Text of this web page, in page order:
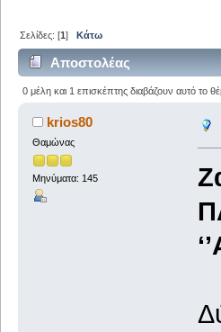
Σελίδες: [1]Κάτω
Αποστολέας
0 μέλη και 1 επισκέπτης διαβάζουν αυτό το
krios80
Θαμώνας
Μηνύματα: 145